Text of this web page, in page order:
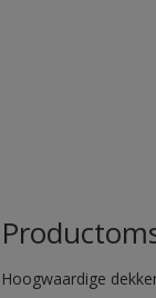
Hoogwaardige